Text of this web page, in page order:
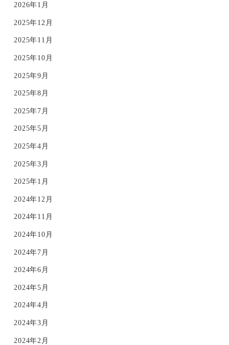
2026年1月
2025年12月
2025年11月
2025年10月
2025年9月
2025年8月
2025年7月
2025年5月
2025年4月
2025年3月
2025年1月
2024年12月
2024年11月
2024年10月
2024年7月
2024年6月
2024年5月
2024年4月
2024年3月
2024年2月